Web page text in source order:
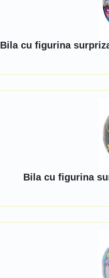
Bila cu figurina
Bila cu figurina